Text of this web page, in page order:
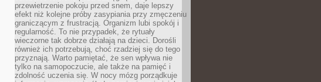
przewietrzenie pokoju przed snem, daje lepszy
efekt niż kolejne próby zasypiania przy zmęczeniu
graniczącym z frustracją. Organizm lubi spokój i
regularność. To nie przypadek, że rytuały
wieczorne tak dobrze działają na dzieci. Dorośli
również ich potrzebują, choć rzadziej się do tego
przyznają. Warto pamiętać, że sen wpływa nie
tylko na samopoczucie, ale także na pamięć i
zdolność uczenia się. W nocy mózg porządkuje